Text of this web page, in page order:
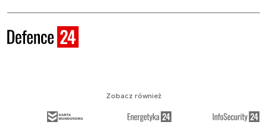
Zobacz również